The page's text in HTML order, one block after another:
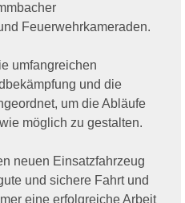
Feuerwehrkameraden.
umfangreichen
und die
um die Abläufe
möglich zu gestalten.
neuen Einsatzfahrzeug
und sichere Fahrt und
eine erfolgreiche Arbeit